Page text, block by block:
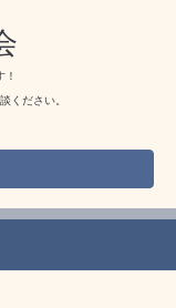
ください。